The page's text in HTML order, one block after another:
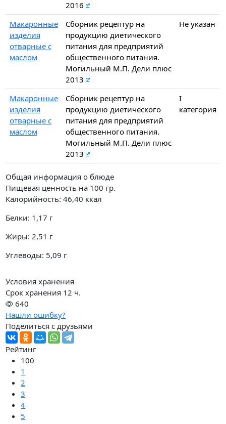
2016
Макаронные
изделия
отварные с
маслом
Сборник рецептур на
продукцию диетического
питания для предприятий
общественного питания.
Могильный М.П. Дели плюс
2013
Не указан
Макаронные
изделия
отварные с
маслом
Сборник рецептур на
продукцию диетического
питания для предприятий
общественного питания.
Могильный М.П. Дели плюс
2013
I
категория
Общая информация о блюде
Пищевая ценность на 100 гр.
Калорийность: 46,40 ккал
Белки: 1,17 г
Жиры: 2,51 г
Углеводы: 5,09 г
Условия хранения
Срок хранения 12 ч.
640
Нашли ошибку?
Поделиться с друзьями
Рейтинг
100
1
2
3
4
5